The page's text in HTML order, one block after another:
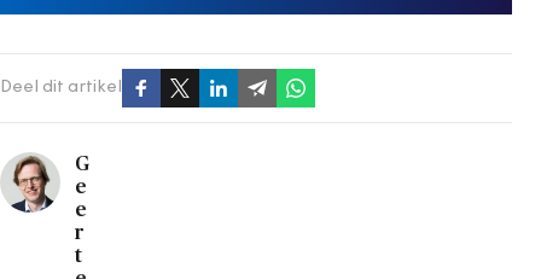
Deel dit artikel
G
e
e
r
t